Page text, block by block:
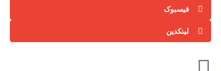
فیسبوک
لینکدین